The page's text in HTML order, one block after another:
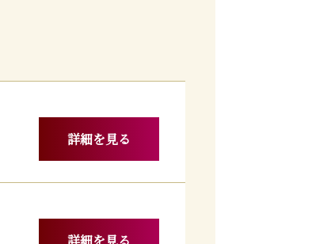
詳細を見る
詳細を見る